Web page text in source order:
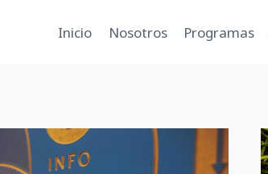
Inicio Nosotros Programas